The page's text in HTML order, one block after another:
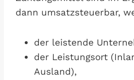
dann umsatzsteuerbar,
der leistende
der Leistungsort
Ausland),